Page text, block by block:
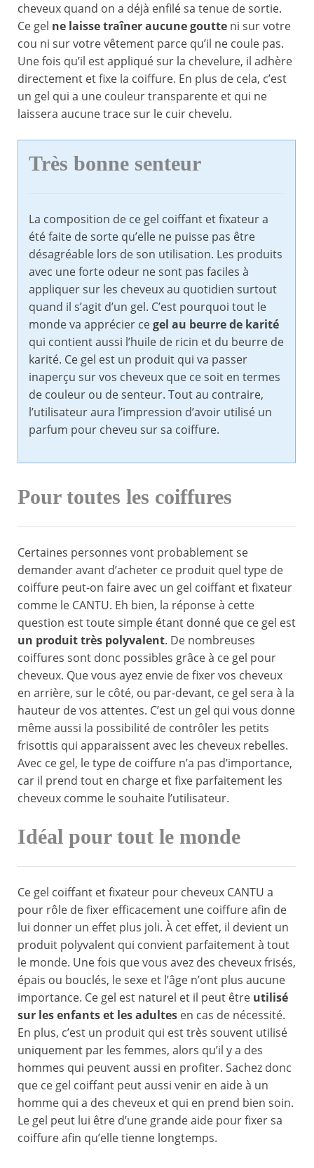
cheveux quand on a déjà enfilé sa tenue de sortie.
Ce gel ne laisse traîner aucune goutte ni sur votre
cou ni sur votre vêtement parce qu’il ne coule pas.
Une fois qu’il est appliqué sur la chevelure, il adhère
directement et fixe la coiffure. En plus de cela, c’est
un gel qui a une couleur transparente et qui ne
laissera aucune trace sur le cuir chevelu.
Très bonne senteur
La composition de ce gel coiffant et fixateur a
été faite de sorte qu’elle ne puisse pas être
désagréable lors de son utilisation. Les produits
avec une forte odeur ne sont pas faciles à
appliquer sur les cheveux au quotidien surtout
quand il s’agit d’un gel. C’est pourquoi tout le
monde va apprécier cegel au beurre de karité
qui contient aussi l’huile de ricin et du beurre de
karité. Ce gel est un produit qui va passer
inaperçu sur vos cheveux que ce soit en termes
de couleur ou de senteur. Tout au contraire,
l’utilisateur aura l’impression d’avoir utilisé un
parfum pour cheveu sur sa coiffure.
Pour toutes les coiffures
Certaines personnes vont probablement se
demander avant d’acheter ce produit quel type de
coiffure peut-on faire avec un gel coiffant et fixateur
comme le CANTU. Eh bien, la réponse à cette
question est toute simple étant donné que ce gel est
un produit très polyvalent. De nombreuses
coiffures sont donc possibles grâce à ce gel pour
cheveux. Que vous ayez envie de fixer vos cheveux
en arrière, sur le côté, ou par-devant, ce gel sera à la
hauteur de vos attentes. C’est un gel qui vous donne
même aussi la possibilité de contrôler les petits
frisottis qui apparaissent avec les cheveux rebelles.
Avec ce gel, le type de coiffure n’a pas d’importance,
car il prend tout en charge et fixe parfaitement les
cheveux comme le souhaite l’utilisateur.
Idéal pour tout le monde
Ce gel coiffant et fixateur pour cheveux CANTU a
pour rôle de fixer efficacement une coiffure afin de
lui donner un effet plus joli. À cet effet, il devient un
produit polyvalent qui convient parfaitement à tout
le monde. Une fois que vous avez des cheveux frisés,
épais ou bouclés, le sexe et l’âge n’ont plus aucune
importance. Ce gel est naturel et il peut être utilisé
sur les enfants et les adultes en cas de nécessité.
En plus, c’est un produit qui est très souvent utilisé
uniquement par les femmes, alors qu’il y a des
hommes qui peuvent aussi en profiter. Sachez donc
que ce gel coiffant peut aussi venir en aide à un
homme qui a des cheveux et qui en prend bien soin.
Le gel peut lui être d’une grande aide pour fixer sa
coiffure afin qu’elle tienne longtemps.